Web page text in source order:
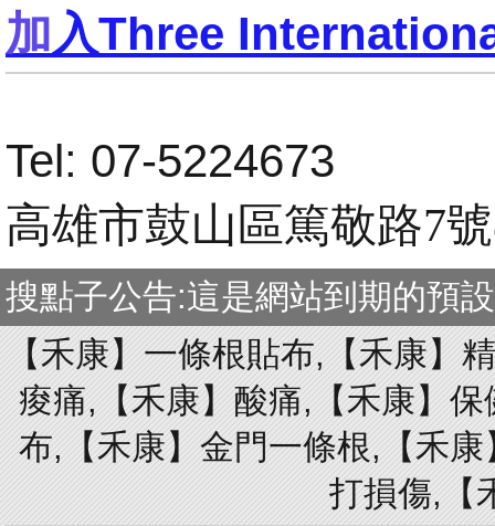
加入Three
Tel: 07-5224673
高雄市鼓山區篤敬路7
搜點子公告:這是網站到期的預
【禾康】一條根貼布,【禾康】
痠痛,【禾康】酸痛,【禾康】
布,【禾康】金門一條根,【禾
打損傷,【